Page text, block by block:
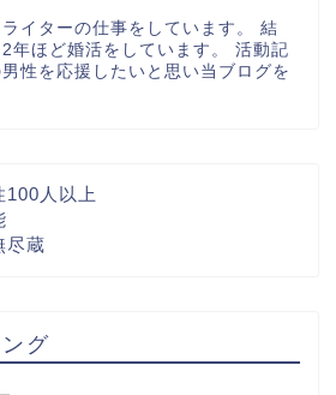
イターの仕事をしています。 結
年ほど婚活をしています。 活動記
性を応援したいと思い当ブログを
人以上
尽蔵
グ